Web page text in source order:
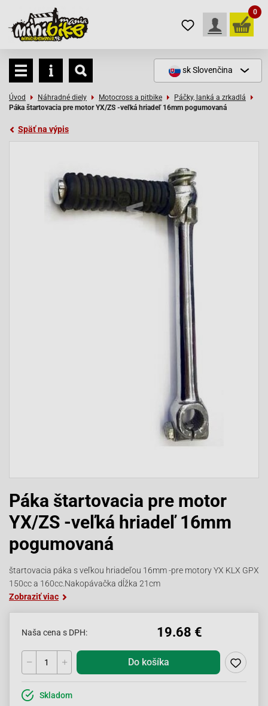
0
skSlovenčina
Úvod Náhradné diely Motocross a pitbike
Páčky, lanká a zrkadlá
Páka štartovacia pre motor YX/ZS -veľká hriadeľ 16mm pogumovaná
Späť na výpis
Páka štartovacia pre motor
YX/ZS -veľká hriadeľ 16mm
pogumovaná
štartovacia páka s veľkou hriadeľou 16mm -pre motory YX KLX GPX
150cc a 160cc.Nakopávačka dĺžka 21cm
Zobraziť viac
Naša cena s DPH: 19.68 €
Do košíka
Skladom